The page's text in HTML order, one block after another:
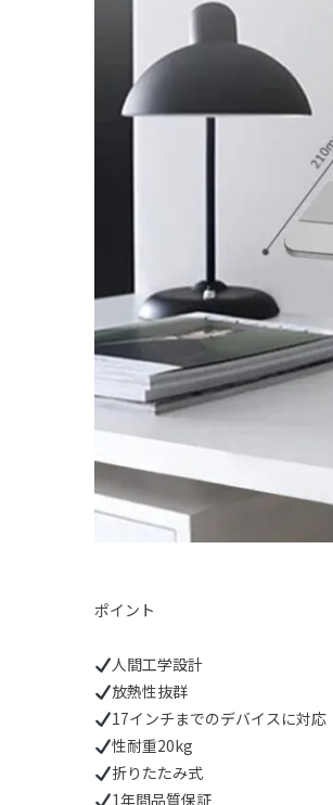
ポイント
人間工学設計
放熱性抜群
17インチまでのデバイスに対応
性耐重20kg
折りたたみ式
1年間品質保証